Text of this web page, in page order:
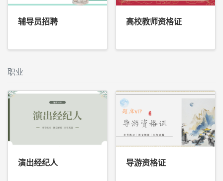
辅导员招聘 高校教师资格证
职业
演出经纪人 导游资格证